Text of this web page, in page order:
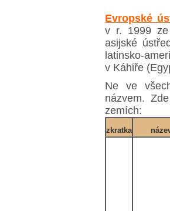
Evropské
v r. 1999 ze
asijské
latinsko-
v Káhiře
Ne ve
názvem.
zemích:
zkratka